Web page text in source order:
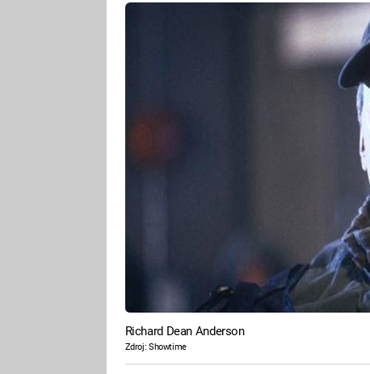
Richard Dean Anderson
Zdroj: Showtime